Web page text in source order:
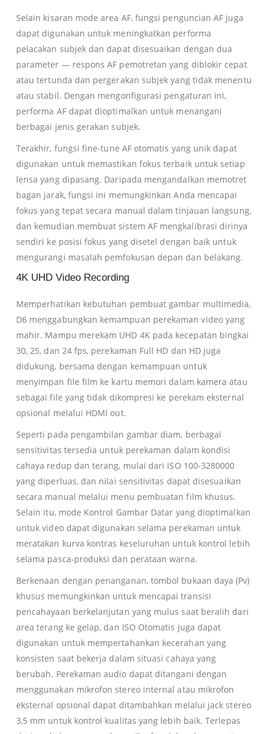
Selain kisaran mode area AF, fungsi penguncian AF juga
dapat digunakan untuk meningkatkan performa
pelacakan subjek dan dapat disesuaikan dengan dua
parameter — respons AF pemotretan yang diblokir cepat
atau tertunda dan pergerakan subjek yang tidak menentu
atau stabil. Dengan mengonfigurasi pengaturan ini,
performa AF dapat dioptimalkan untuk menangani
berbagai jenis gerakan subjek.
Terakhir, fungsi fine-tune AF otomatis yang unik dapat
digunakan untuk memastikan fokus terbaik untuk setiap
lensa yang dipasang. Daripada mengandalkan memotret
bagan jarak, fungsi ini memungkinkan Anda mencapai
fokus yang tepat secara manual dalam tinjauan langsung,
dan kemudian membuat sistem AF mengkalibrasi dirinya
sendiri ke posisi fokus yang disetel dengan baik untuk
mengurangi masalah pemfokusan depan dan belakang.
4K UHD Video Recording
Memperhatikan kebutuhan pembuat gambar multimedia,
D6 menggabungkan kemampuan perekaman video yang
mahir. Mampu merekam UHD 4K pada kecepatan bingkai
30, 25, dan 24 fps, perekaman Full HD dan HD juga
didukung, bersama dengan kemampuan untuk
menyimpan file film ke kartu memori dalam kamera atau
sebagai file yang tidak dikompresi ke perekam eksternal
opsional melalui HDMI out.
Seperti pada pengambilan gambar diam, berbagai
sensitivitas tersedia untuk perekaman dalam kondisi
cahaya redup dan terang, mulai dari ISO 100-3280000
yang diperluas, dan nilai sensitivitas dapat disesuaikan
secara manual melalui menu pembuatan film khusus.
Selain itu, mode Kontrol Gambar Datar yang dioptimalkan
untuk video dapat digunakan selama perekaman untuk
meratakan kurva kontras keseluruhan untuk kontrol lebih
selama pasca-produksi dan perataan warna.
Berkenaan dengan penanganan, tombol bukaan daya (Pv)
khusus memungkinkan untuk mencapai transisi
pencahayaan berkelanjutan yang mulus saat beralih dari
area terang ke gelap, dan ISO Otomatis juga dapat
digunakan untuk mempertahankan kecerahan yang
konsisten saat bekerja dalam situasi cahaya yang
berubah. Perekaman audio dapat ditangani dengan
menggunakan mikrofon stereo internal atau mikrofon
eksternal opsional dapat ditambahkan melalui jack stereo
3,5 mm untuk kontrol kualitas yang lebih baik. Terlepas